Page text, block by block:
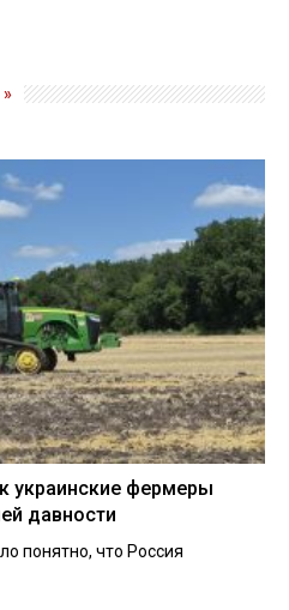
украинские фермеры
давности
понятно, что Россия